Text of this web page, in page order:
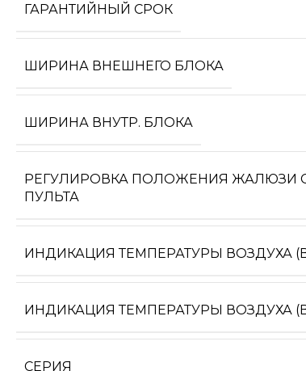
ГАРАНТИЙНЫЙ СРОК
ШИРИНА ВНЕШНЕГО БЛОКА
ШИРИНА ВНУТР. БЛОКА
РЕГУЛИРОВКА ПОЛОЖЕНИЯ ЖАЛЮЗИ
ПУЛЬТА
ИНДИКАЦИЯ ТЕМПЕРАТУРЫ ВОЗДУХА
ИНДИКАЦИЯ ТЕМПЕРАТУРЫ ВОЗДУХА
СЕРИЯ